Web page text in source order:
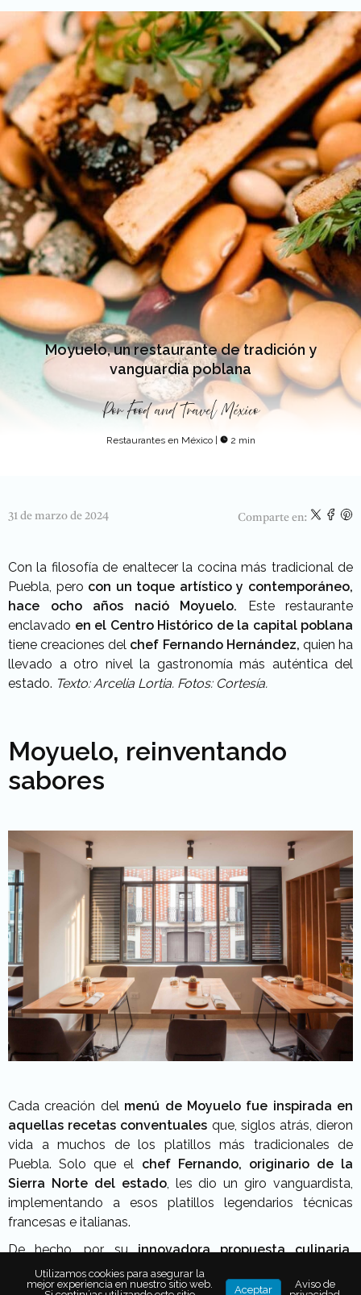
Moyuelo, un restaurante de tradición y
vanguardia poblana
Por Food and Travel México
Restaurantes en México 2 min
31 de marzo de 2024 Comparte en:
Con la filosofía de enaltecer la cocina más tradicional de
Puebla, pero con un toque artístico y contemporáneo,
hace ocho años nació Moyuelo.
Este restaurante
enclavado en el Centro Histórico de la capital poblana
tiene creaciones del chef Fernando Hernández, quien ha
llevado a otro nivel la gastronomía más auténtica del
estado. Texto: Arcelia Lortia. Fotos: Cortesía.
Moyuelo, reinventando
sabores
Cada creación del menú de Moyuelo fue inspirada en
aquellas recetas conventuales que, siglos atrás, dieron
vida a muchos de los platillos más tradicionales de
Puebla. Solo que el chef Fernando, originario de la
Sierra Norte del estado, les dio un giro vanguardista,
implementando a esos platillos legendarios técnicas
francesas e italianas.
De hecho, por suinnovadora propuesta culinaria,
Moyuelo fue elegido comouno de los 120 Mejores
Restaurantespor la Guía México Gastronómico 2019.
Utilizamos cookies para asegurar la
mejor experiencia en nuestro sitio web.
Aceptar
Aviso de